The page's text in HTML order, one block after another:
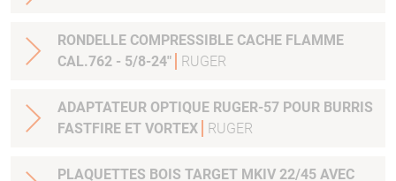
RONDELLE COMPRESSIBLE CACHE FLAMME
CAL.762 - 5/8-24"
RUGER
ADAPTATEUR OPTIQUE RUGER-57 POUR BURRIS
FASTFIRE ET VORTEX
RUGER
PLAQUETTES BOIS TARGET MKIV 22/45 AVEC